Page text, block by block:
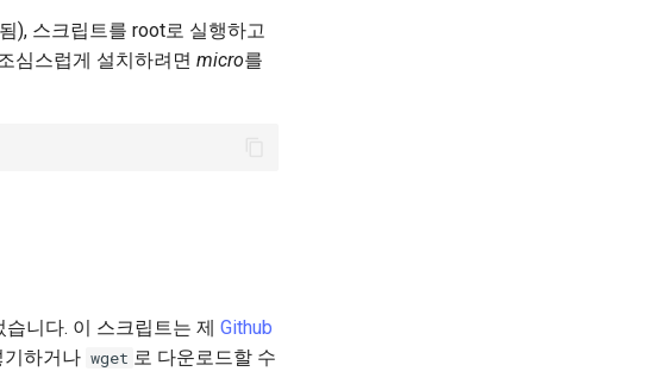
), 스크립트를 root로 실행하고
심스럽게 설치하려면 micro를
니다. 이 스크립트는 제 Github
기하거나 wget 로 다운로드할 수